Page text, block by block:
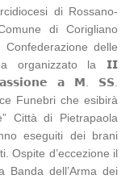
di Rossano-
di Corigliano
delle
organizzato la 𝗜𝗜
𝗮 𝗠. 𝗦𝗦.
Funebri che esibirà
Città di Pietrapaola
eseguiti dei brani
Ospite d’eccezione il
Banda dell’Arma dei